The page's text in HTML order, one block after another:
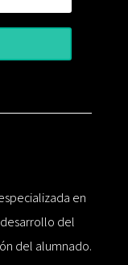
en
del
del alumnado.